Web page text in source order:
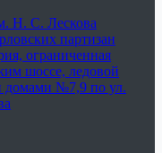
Н. С. Лескова
партизан
ограниченная
шоссе, ледовой
домами №7,9 по ул.